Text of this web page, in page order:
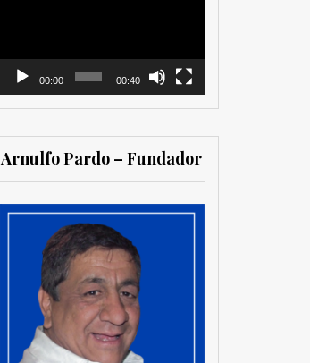
00:00 00:40
Arnulfo Pardo – Fundador